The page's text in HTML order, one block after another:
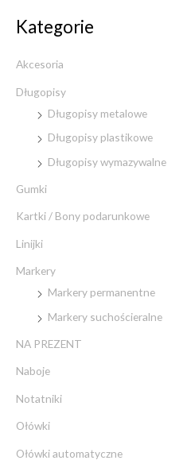
k
j
:
Kategorie
Akcesoria
Długopisy
Długopisy metalowe
Długopisy plastikowe
Długopisy wymazywalne
Gumki
Kartki / Bony podarunkowe
Linijki
Markery
Markery permanentne
Markery suchościeralne
NA PREZENT
Naboje
Notatniki
Ołówki
Ołówki automatyczne